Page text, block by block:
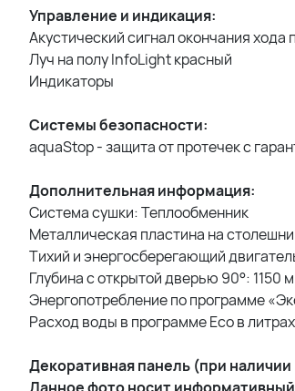
Управление и индикация:
Акустический сигнал окончания хода
Луч на полу InfoLight красный
Индикаторы
Системы безопасности:
aquaStop - защита от протечек с
Дополнительная информация:
Система сушки: Теплообменник
Металлическая пластина на
Тихий и энергосберегающий
Глубина с открытой дверью 90°: 1150
Энергопотребление по программе
Расход воды в программе Eco в
Декоративная панель (при